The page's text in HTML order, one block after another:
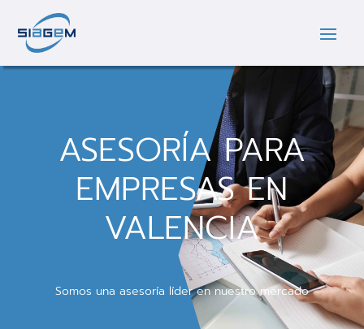
ASESORÍA PARA
EMPRESAS EN
VALENCIA
Somos una asesoría líder en nuestro mercado